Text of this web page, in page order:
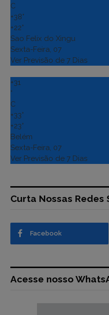
C
+38°
+22°
Sao Felix do Xingu
Sexta-Feira, 07
Ver Previsão de 7 Dias
+31
°
C
+33°
+23°
Belém
Sexta-Feira, 07
Ver Previsão de 7 Dias
Curta Nossas Redes
Facebook
Acesse nosso